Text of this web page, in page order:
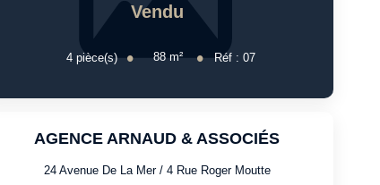
Vendu
4 pièce(s) 88m² Réf : 07
AGENCE ARNAUD & ASSOCIÉS
24 Avenue De La Mer / 4 Rue Roger Moutte